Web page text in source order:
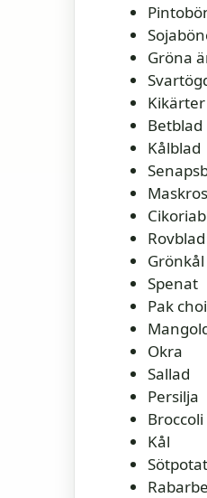
Gröna
Kikärter
Betblad
Kålblad
Rovblad
Grönkål
Spenat
Pak choi
Okra
Sallad
Persilja
Broccoli
Kål